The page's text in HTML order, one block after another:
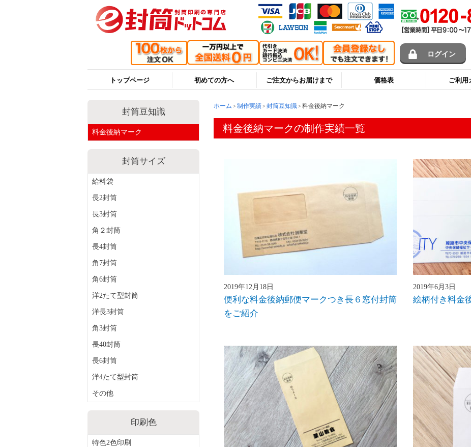
ログイン
トップページ 初めての方へ ご注文からお届けまで 価格表 ご利用
ホーム 制作実績 封筒豆知識 料金後納マーク
料金後納マークの制作実績一覧
2019年12月18日
便利な料金後納郵便マークつき長６窓付封筒
をご紹介
2019年6月3日
絵柄付き料金
封筒豆知識
料金後納マーク
封筒サイズ
給料袋
長2封筒
長3封筒
角２封筒
長4封筒
角7封筒
角6封筒
洋2たて型封筒
洋長3封筒
角3封筒
長40封筒
長6封筒
洋4たて型封筒
その他
印刷色
特色2色印刷